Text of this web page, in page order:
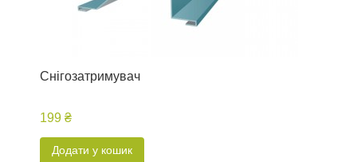
Снігозатримувач
199 ₴
Додати у кошик